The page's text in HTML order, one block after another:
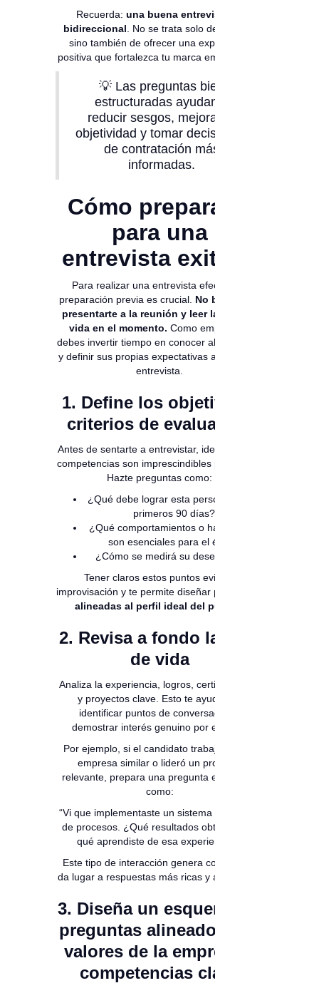
Recuerda: una buena entrevista es
bidireccional . No se trata solo de evaluar,
sino también de ofrecer una experiencia
positiva que fortalezca tu marca empleadora.
💡 Las preguntas bien
estructuradas ayudan a
reducir sesgos, mejorar la
objetividad y tomar decisiones
de contratación más
informadas.
Cómo prepararte
para una
entrevista exitosa
Para realizar una entrevista efectiva, la
preparación previa es crucial. No basta con
presentarte a la reunión y leer la hoja de
vida en el momento. Como empleador,
debes invertir tiempo en conocer al candidato
y definir sus propias expectativas antes de la
entrevista.
1. Define los objetivos y
criterios de evaluación
Antes de sentarte a entrevistar, identifica qué
competencias son imprescindibles para el rol.
Hazte preguntas como:
¿Qué debe lograr esta persona en los
primeros 90 días?
¿Qué comportamientos o habilidades
son esenciales para el éxito?
¿Cómo se medirá su desempeño?
Tener claros estos puntos evita la
improvisación y te permite diseñar preguntas
alineadas al perfil ideal del puesto.
2. Revisa a fondo la hoja
de vida
Analiza la experiencia, logros, certificaciones
y proyectos clave. Esto te ayudará a
identificar puntos de conversación y
demostrar interés genuino por el perfil.
Por ejemplo, si el candidato trabajó en una
empresa similar o lideró un proyecto
relevante, prepara una pregunta específica
como:
“Vi que implementaste un sistema de mejora
de procesos. ¿Qué resultados obtuvieron y
qué aprendiste de esa experiencia?”
Este tipo de interacción genera confianza y
da lugar a respuestas más ricas y auténticas.
3. Diseña un esquema de
preguntas alineado a los
valores de la empresa y
competencias clave